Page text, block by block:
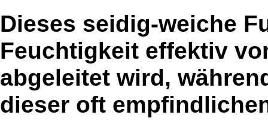
Dieses seidig-weiche
Feuchtigkeit effektiv
abgeleitet wird,
dieser oft